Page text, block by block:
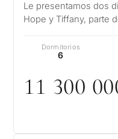
Le presentamos dos
Hope y Tiffany, parte
Dormitorios
6
11 300 00